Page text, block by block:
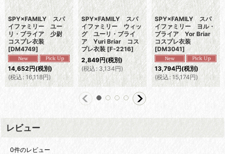
SPY×FAMILY スパ
イファミリー ユー
リ・ブライア 少尉
コスプレ衣装
[DM4749]
14,652円(税別)
(税込: 16,118円)
SPY×FAMILY スパ
イファミリー ウィッ
グ ユーリ・ブライ
ア Yuri Briar コス
プレ衣装 [F-2216]
2,849円(税別)
(税込: 3,134円)
SPY×FAMILY スパ
イファミリー ヨル・
ブライア Yor Briar
コスプレ衣装
[DM3041]
13,794円(税別)
(税込: 15,174円)
レビュー
0件のレビュー